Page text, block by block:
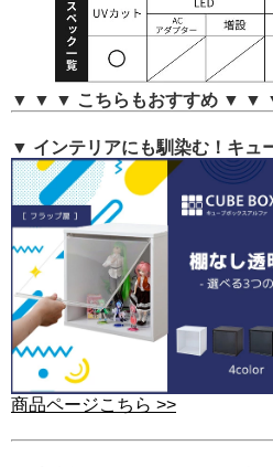
▼ ▼ ▼ こちらもおすすめ ▼ ▼
▼ インテリアにも馴染む！キュ
商品ページこちら >>